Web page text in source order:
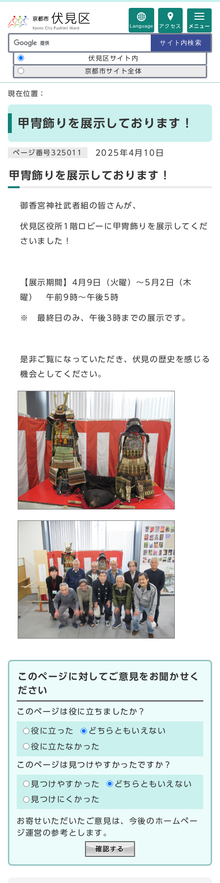
Language アクセス メニュー
サイト内検索の範囲
伏見区サイト内
京都市サイト全体
ここから本文です
現在位置：
甲冑飾りを展示しております！
ページ番号325011 2025年4月10日
甲冑飾りを展示しております！
御香宮神社武者組の皆さんが、
伏見区役所1階ロビーに甲冑飾りを展示してくだ
さいました！
【展示期間】4月9日（火曜）～5月2日（木
曜） 午前9時～午後5時
※ 最終日のみ、午後3時までの展示です。
是非ご覧になっていただき、伏見の歴史を感じる
機会としてください。
このページに対してご意見をお聞かせく
ださい
このページは役に立ちましたか？
役に立った
どちらともいえない
役に立たなかった
このページは見つけやすかったですか？
見つけやすかった
どちらともいえない
見つけにくかった
お寄せいただいたご意見は、今後のホームペー
ジ運営の参考とします。